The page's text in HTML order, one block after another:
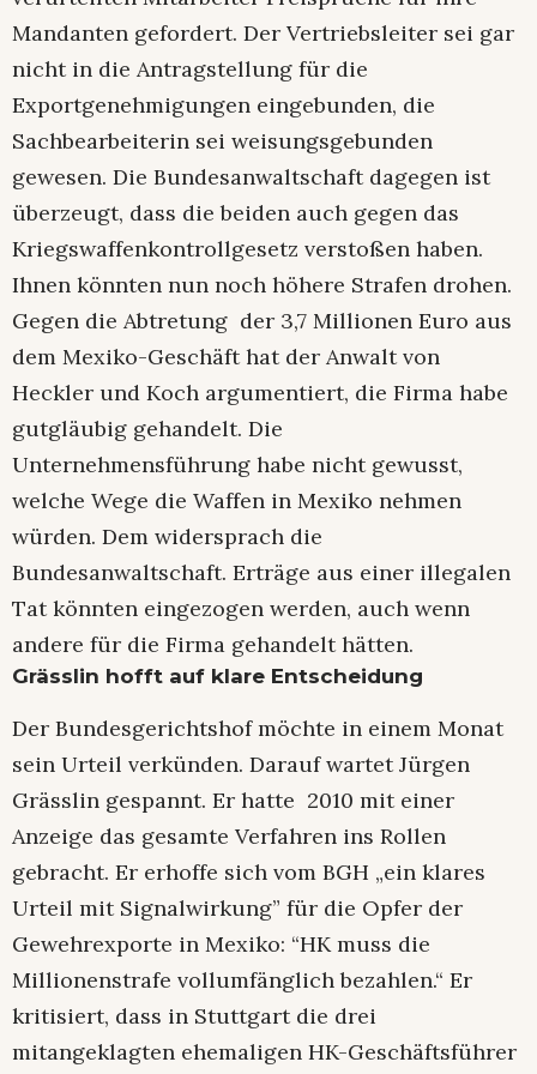
Mandanten gefordert. Der Vertriebsleiter sei gar
nicht in die Antragstellung für die
Exportgenehmigungen eingebunden, die
Sachbearbeiterin sei weisungsgebunden
gewesen. Die Bundesanwaltschaft dagegen ist
überzeugt, dass die beiden auch gegen das
Kriegswaffenkontrollgesetz verstoßen haben.
Ihnen könnten nun noch höhere Strafen drohen.
Gegen die Abtretung der 3,7 Millionen Euro aus
dem Mexiko-Geschäft hat der Anwalt von
Heckler und Koch argumentiert, die Firma habe
gutgläubig gehandelt. Die
Unternehmensführung habe nicht gewusst,
welche Wege die Waffen in Mexiko nehmen
würden. Dem widersprach die
Bundesanwaltschaft. Erträge aus einer illegalen
Tat könnten eingezogen werden, auch wenn
andere für die Firma gehandelt hätten.
Grässlin hofft auf klare Entscheidung
Der Bundesgerichtshof möchte in einem Monat
sein Urteil verkünden. Darauf wartet Jürgen
Grässlin gespannt. Er hatte 2010 mit einer
Anzeige das gesamte Verfahren ins Rollen
gebracht. Er erhoffe sich vom BGH „ein klares
Urteil mit Signalwirkung” für die Opfer der
Gewehrexporte in Mexiko: “HK muss die
Millionenstrafe vollumfänglich bezahlen.“ Er
kritisiert, dass in Stuttgart die drei
mitangeklagten ehemaligen HK-Geschäftsführer